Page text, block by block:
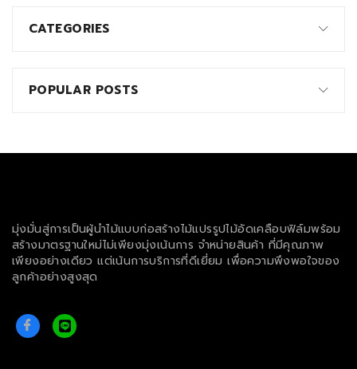
CATEGORIES
POPULAR POSTS
มุ่งมั่นสู่การเป็นผู้นำไม้แบบก่อสร้างไม้แปรรูปไม้อัดเคลือบฟิล์มพร้อม
สร้างมาตรฐานใหม่ไม่เพียงมุ่งเน้นการ จำหน่ายสินค้า ที่มีคุณภาพ
เพียงอย่างเดียว แต่เน้นการบริการที่ดีเยี่ยม เพื่อความพึงพอใจของ
ลูกค้าอย่างสูงสุด